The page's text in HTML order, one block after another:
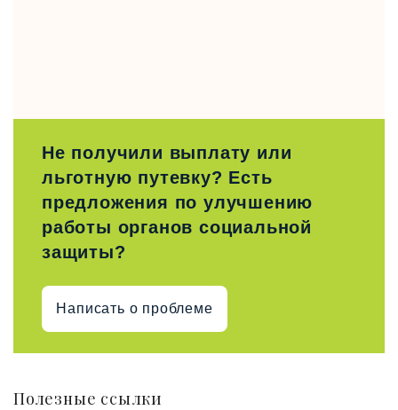
Не получили выплату или
льготную путевку? Есть
предложения по улучшению
работы органов социальной
защиты?
Написать о проблеме
Полезные ссылки